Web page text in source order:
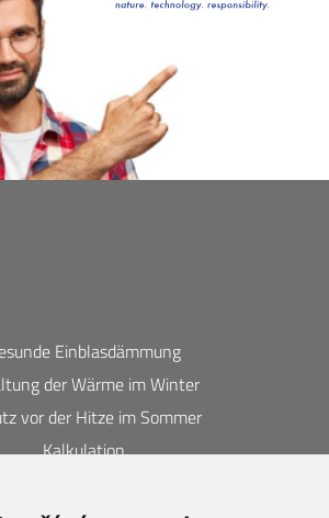
Einblasdämmung
der Wärme im Winter
vor der Hitze im Sommer
Kalkulation